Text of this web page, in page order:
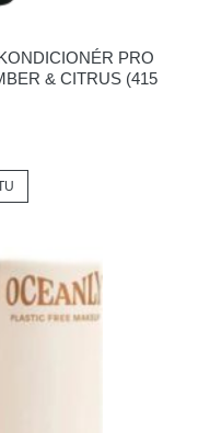
PRO
& CITRUS (415